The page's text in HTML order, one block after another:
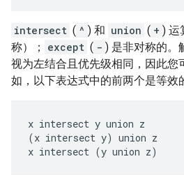
intersect ( ^ ) 和 union ( + ) 运
称）；
except ( - ) 是非对称的。
视为左结合且优先级相同，因此您
如，以下表达式中的前两个是等效
x intersect y union z
(x intersect y) union z